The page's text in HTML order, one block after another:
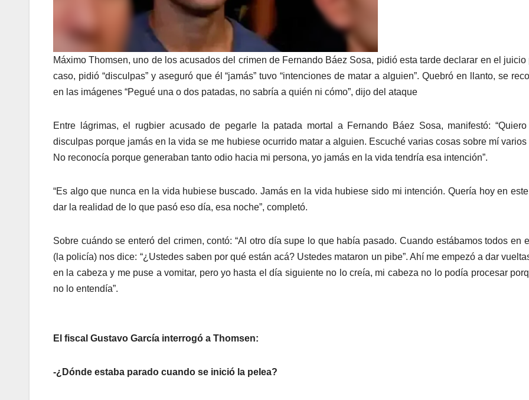
Máximo Thomsen, uno de los acusados del crimen de Fernando Báez Sosa, pidió esta tarde declarar en el juicio
caso, pidió “disculpas” y aseguró que él “jamás” tuvo “intenciones de matar a alguien”. Quebró en llanto, se
en las imágenes “Pegué una o dos patadas, no sabría a quién ni cómo”, dijo del ataque
Entre lágrimas, el rugbier acusado de pegarle la patada mortal a Fernando Báez Sosa, manifestó:
disculpas porque jamás en la vida se me hubiese ocurrido matar a alguien. Escuché varias cosas sobre mí varios
No reconocía porque generaban tanto odio hacia mi persona, yo jamás en la vida tendría esa intención”.
“Es algo que nunca en la vida hubiese buscado. Jamás en la vida hubiese sido mi intención. Quería hoy en
dar la realidad de lo que pasó eso día, esa noche”, completó.
Sobre cuándo se enteró del crimen, contó: “Al otro día supe lo que había pasado. Cuando estábamos todos en
(la policía) nos dice: “¿Ustedes saben por qué están acá? Ustedes mataron un pibe”. Ahí me empezó a dar
en la cabeza y me puse a vomitar, pero yo hasta el día siguiente no lo creía, mi cabeza no lo podía procesar
no lo entendía”.
El fiscal Gustavo García interrogó a Thomsen:
-¿Dónde estaba parado cuando se inició la pelea?